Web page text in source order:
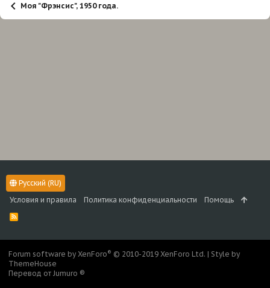
Моя "Фрэнсис", 1950 года.
Русский (RU)
Условия и правила
Политика конфиденциальности Помощь
R
S
Forum software by XenForo® © 2010-2019 XenForo Ltd. | Style by
ThemeHouse
Перевод от Jumuro ®